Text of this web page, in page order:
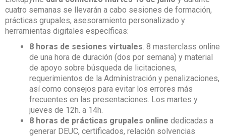
cuatro semanas se llevarán a cabo sesiones de formación,
prácticas grupales, asesoramiento personalizado y
herramientas digitales específicas:
8 horas de sesiones virtuales . 8 masterclass online
de una hora de duración (dos por semana) y material
de apoyo sobre búsqueda de licitaciones,
requerimientos de la Administración y penalizaciones,
así como consejos para evitar los errores más
frecuentes en las presentaciones. Los martes y
jueves de 12h. a 14h.
8 horas de prácticas grupales online dedicadas a
generar DEUC, certificados, relación solvencias